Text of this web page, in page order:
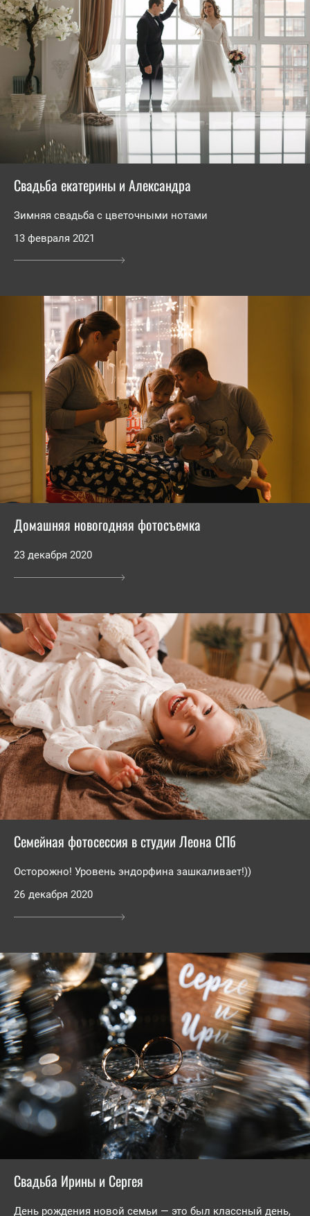
Свадьба екатерины и Александра
Зимняя свадьба с цветочными нотами
13 февраля 2021
Домашняя новогодняя фотосъемка
23 декабря 2020
Семейная фотосессия в студии Леона СПб
Осторожно! Уровень эндорфина зашкаливает!))
26 декабря 2020
Свадьба Ирины и Сергея
День рождения новой семьи — это был классный день,